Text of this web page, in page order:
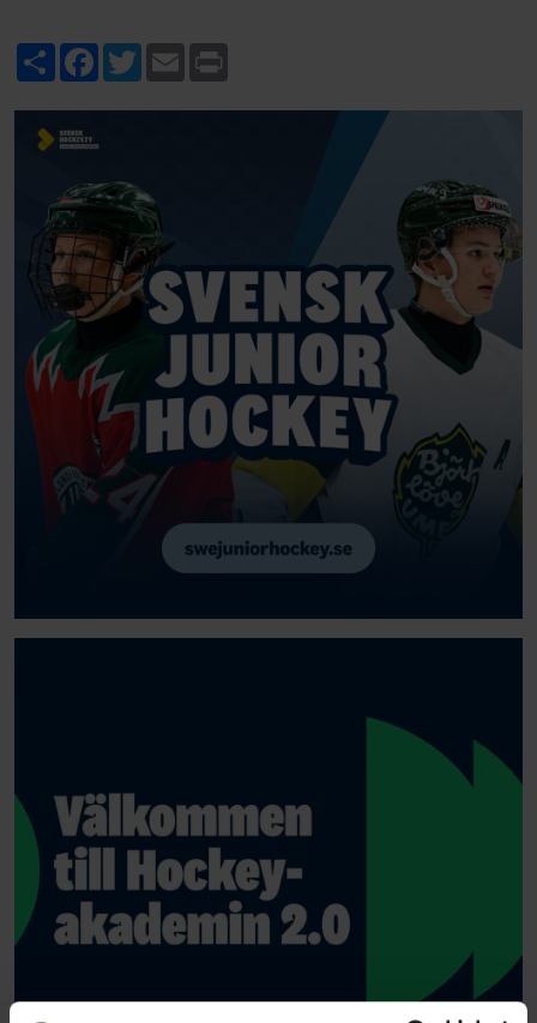
ShareFacebook
TwitterEmail